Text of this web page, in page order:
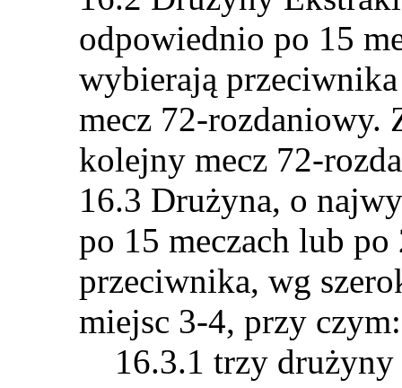
odpowiednio po 15
wybierają
mecz 72-rozdaniowy.
kolejny mecz 72-
Drużyna, o
po 15 meczach lub
przeciwnika, wg
miejsc 3-4, przy czym:
trzy drużyny